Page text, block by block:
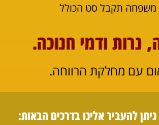
משפחה תקבל סט הכולל
נרות ודמי חנוכה.
עם מחלקת הרווחה.
להעביר אלינו בדרכים הבאות: